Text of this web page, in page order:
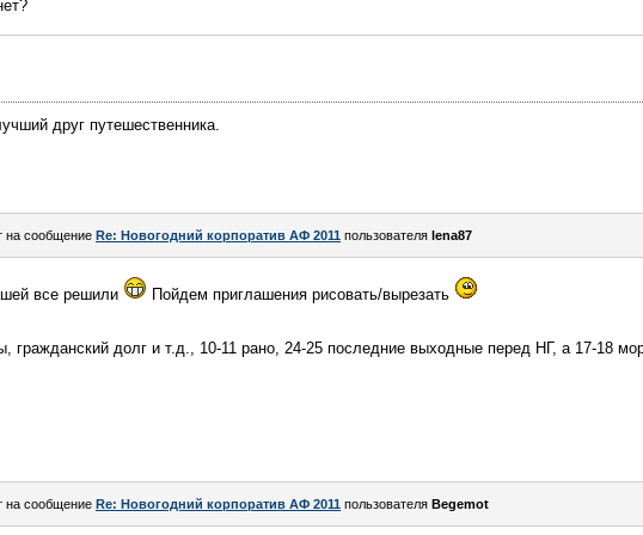
друг путешественника.
на сообщение Re: Новогодний корпоратив АФ 2011 пользователя lena87
все решили Пойдем приглашения рисовать/вырезать
гражданский долг и т.д., 10-11 рано, 24-25 последние выходные перед НГ, а 17-18
на сообщение Re: Новогодний корпоратив АФ 2011 пользователя Begemot